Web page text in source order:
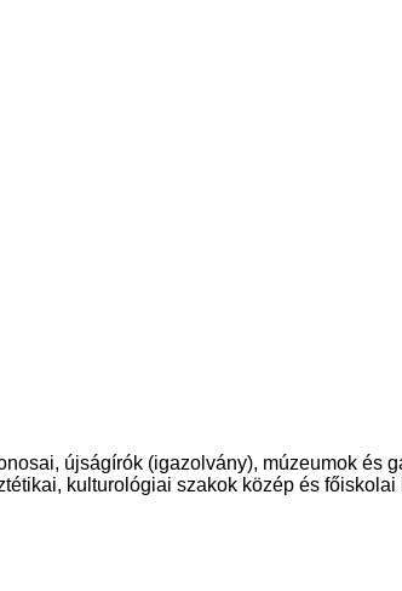
újságírók (igazolvány), múzeumok
kulturológiai szakok közép és